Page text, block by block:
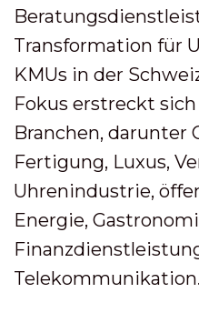
Transformation für
KMUs in der
Fokus erstreckt
Branchen, darunter
Fertigung, Luxus,
Uhrenindustrie,
Energie,
Telekommunikation.